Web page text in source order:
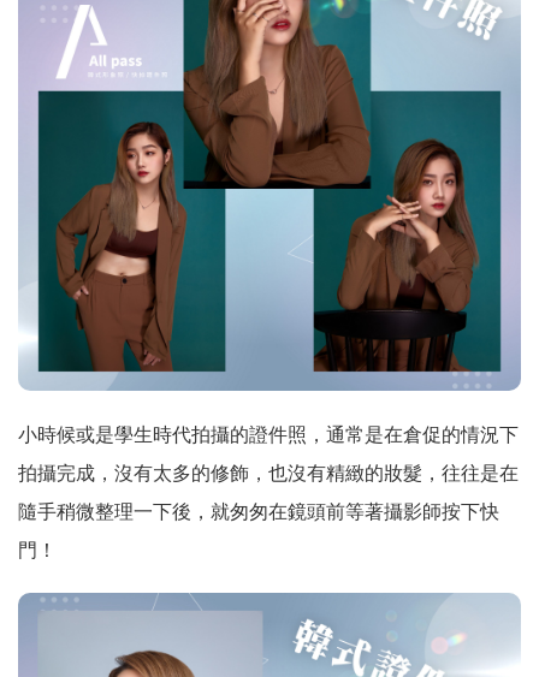
小時候或是學生時代拍攝的證件照，通常是在倉促的情況下
拍攝完成，沒有太多的修飾，也沒有精緻的妝髮，往往是在
隨手稍微整理一下後，就匆匆在鏡頭前等著攝影師按下快
門！